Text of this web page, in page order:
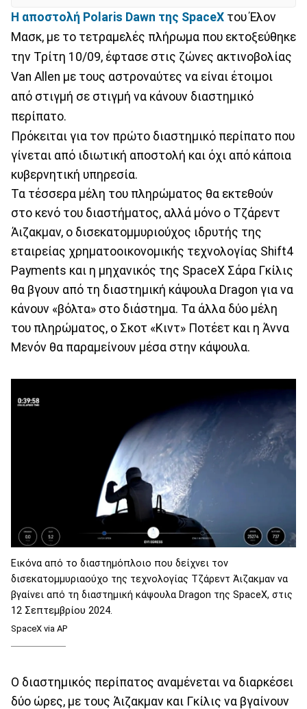
Η αποστολή Polaris Dawn της SpaceX του Έλον
Μασκ, με το τετραμελές πλήρωμα που εκτοξεύθηκε
την Τρίτη 10/09, έφτασε στις ζώνες ακτινοβολίας
Van Allen με τους αστροναύτες να είναι έτοιμοι
από στιγμή σε στιγμή να κάνουν διαστημικό
περίπατο.
Πρόκειται για τον πρώτο διαστημικό περίπατο που
γίνεται από ιδιωτική αποστολή και όχι από κάποια
κυβερνητική υπηρεσία.
Τα τέσσερα μέλη του πληρώματος θα εκτεθούν
στο κενό του διαστήματος, αλλά μόνο ο Τζάρεντ
Άιζακμαν, ο δισεκατομμυριούχος ιδρυτής της
εταιρείας χρηματοοικονομικής τεχνολογίας Shift4
Payments και η μηχανικός της SpaceX Σάρα Γκίλις
θα βγουν από τη διαστημική κάψουλα Dragon για να
κάνουν «βόλτα» στο διάστημα. Τα άλλα δύο μέλη
του πληρώματος, ο Σκοτ «Κιντ» Ποτέετ και η Άννα
Μενόν θα παραμείνουν μέσα στην κάψουλα.
Εικόνα από το διαστημόπλοιο που δείχνει τον
δισεκατομμυριαούχο της τεχνολογίας Τζάρεντ Άιζακμαν να
βγαίνει από τη διαστημική κάψουλα Dragon της SpaceX, στις
12 Σεπτεμβρίου 2024.
SpaceX via AP
Ο διαστημικός περίπατος αναμένεται να διαρκέσει
δύο ώρες, με τους Άιζακμαν και Γκίλις να βγαίνουν